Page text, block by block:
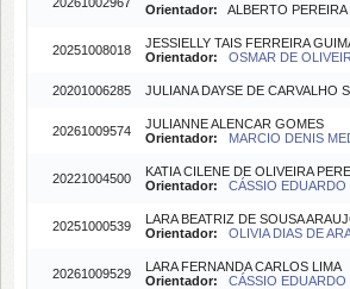
Orientador: ALBERTO
20251008018
JESSIELLY TAIS FERREIRA
Orientador:
OSMAR DE
20201006285 JULIANA DAYSE DE CARVALHO
20261009574
JULIANNE ALENCAR GOMES
Orientador:
MARCIO DENIS
20221004500
KATIA CILENE DE OLIVEIRA
Orientador:
CÁSSIO
20251000539
LARA BEATRIZ DE SOUSA
Orientador:
OLIVIA DIAS DE
20261009529
LARA FERNANDA CARLOS LIMA
Orientador:
CÁSSIO